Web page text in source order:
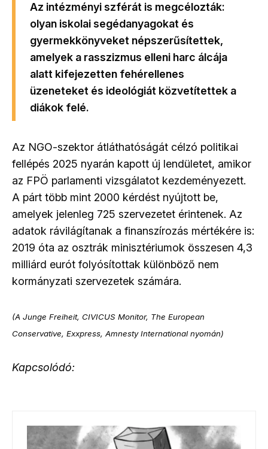
Az intézményi szférát is megcélozták:
olyan iskolai segédanyagokat és
gyermekkönyveket népszerűsítettek,
amelyek a rasszizmus elleni harc álcája
alatt kifejezetten fehérellenes
üzeneteket és ideológiát közvetítettek a
diákok felé.
Az NGO-szektor átláthatóságát célzó politikai
fellépés 2025 nyarán kapott új lendületet, amikor
az FPÖ parlamenti vizsgálatot kezdeményezett.
A párt több mint 2000 kérdést nyújtott be,
amelyek jelenleg 725 szervezetet érintenek. Az
adatok rávilágítanak a finanszírozás mértékére is:
2019 óta az osztrák minisztériumok összesen 4,3
milliárd eurót folyósítottak különböző nem
kormányzati szervezetek számára.
(A Junge Freiheit, CIVICUS Monitor, The European
Conservative, Exxpress, Amnesty International nyomán)
Kapcsolódó: